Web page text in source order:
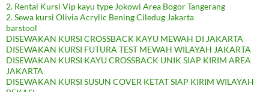
2. Rental Kursi Vip kayu type Jokowi Area Bogor Tangerang
2. Sewa kursi Olivia Acrylic Bening Ciledug Jakarta
barstool
DISEWAKAN KURSI CROSSBACK KAYU MEWAH DI JAKARTA
DISEWAKAN KURSI FUTURA TEST MEWAH WILAYAH JAKARTA
DISEWAKAN KURSI KAYU CROSSBACK UNIK SIAP KIRIM AREA
JAKARTA
DISEWAKAN KURSI SUSUN COVER KETAT SIAP KIRIM WILAYAH